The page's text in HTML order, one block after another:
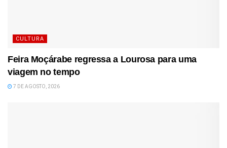
CULTURA
Feira Moçárabe regressa a Lourosa para uma
viagem no tempo
7 DE AGOSTO, 2026